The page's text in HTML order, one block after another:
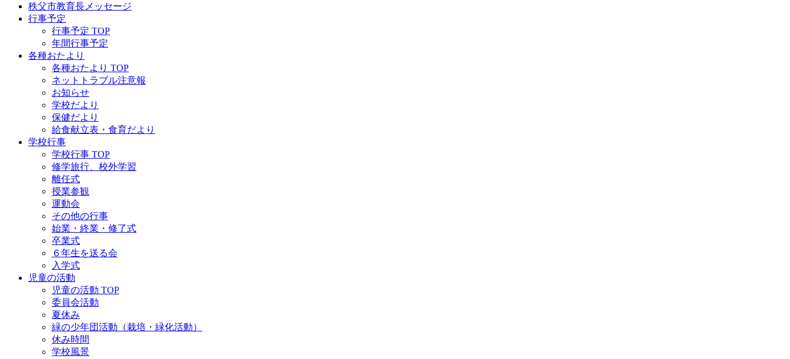
秩父市教育長メッセージ
行事予定
行事予定 TOP
年間行事予定
各種おたより
各種おたより TOP
ネットトラブル注意報
お知らせ
学校だより
保健だより
給食献立表・食育だより
学校行事
学校行事 TOP
修学旅行、校外学習
離任式
授業参観
運動会
その他の行事
始業・終業・修了式
卒業式
６年生を送る会
入学式
児童の活動
児童の活動 TOP
委員会活動
夏休み
緑の少年団活動（栽培・緑化活動）
休み時間
学校風景